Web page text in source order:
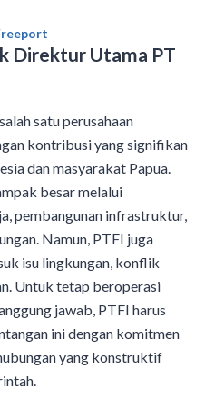
Direktur Utama PT
satu perusahaan
kontribusi yang signifikan
dan masyarakat Papua.
besar melalui
pembangunan infrastruktur,
Namun, PTFI juga
isu lingkungan, konflik
Untuk tetap beroperasi
jawab, PTFI harus
ini dengan komitmen
yang konstruktif